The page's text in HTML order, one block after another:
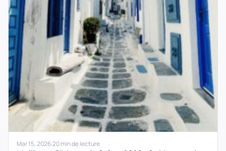
Mar 15, 2026·20 min de lecture